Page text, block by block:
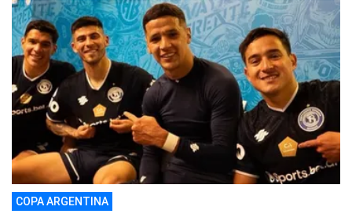
COPA ARGENTINA